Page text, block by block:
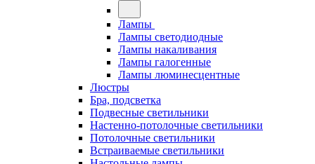
Лампы
Лампы светодиодные
Лампы накаливания
Лампы галогенные
Лампы люминесцентные
Люстры
Бра, подсветка
Подвесные светильники
Настенно-потолочные светильники
Потолочные светильники
Встраиваемые светильники